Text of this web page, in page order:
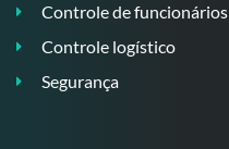
Controle de funcionários
Controle logístico
Segurança